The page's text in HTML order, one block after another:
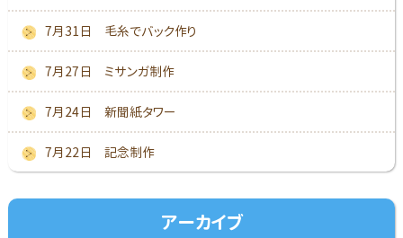
7月31日 毛糸でバック作り
7月27日 ミサンガ制作
7月24日 新聞紙タワー
7月22日 記念制作
アーカイブ